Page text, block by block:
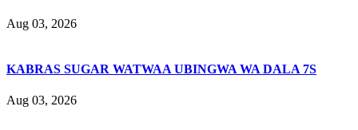
Aug 03, 2026
KABRAS SUGAR WATWAA UBINGWA WA DALA 7S
Aug 03, 2026